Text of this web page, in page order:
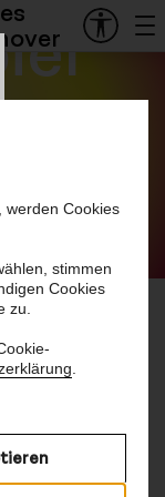
werden Cookies
stimmen
Cookies
zu.